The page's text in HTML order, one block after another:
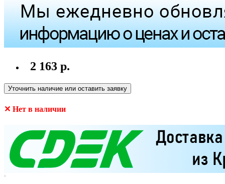
2 163 р.
Уточнить наличие или оставить заявку
✕ Нет в наличии